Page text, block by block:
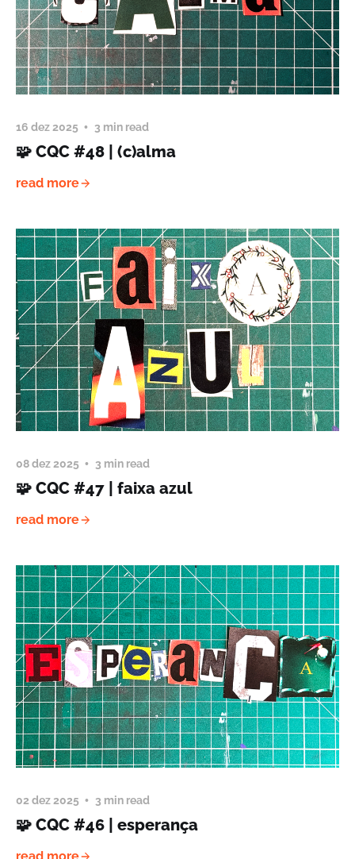
16 dez 2025 3 min read
🧩 CQC #48 | (c)alma
read more
08 dez 2025 3 min read
🧩 CQC #47 | faixa azul
read more
02 dez 2025 3 min read
🧩 CQC #46 | esperança